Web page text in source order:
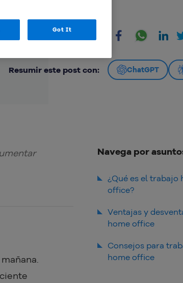
Resumir este post con: ChatGPT
Navega por
¿Qué es el trabajo
office?
Ventajas y
home office
Consejos para
home office
Got It